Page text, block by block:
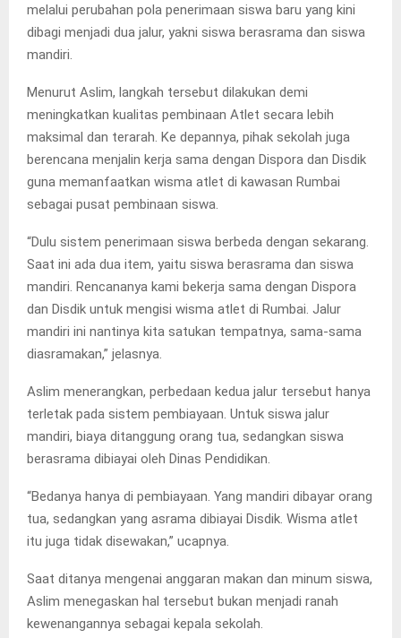
melalui perubahan pola penerimaan siswa baru yang kini
dibagi menjadi dua jalur, yakni siswa berasrama dan siswa
mandiri.
Menurut Aslim, langkah tersebut dilakukan demi
meningkatkan kualitas pembinaan Atlet secara lebih
maksimal dan terarah. Ke depannya, pihak sekolah juga
berencana menjalin kerja sama dengan Dispora dan Disdik
guna memanfaatkan wisma atlet di kawasan Rumbai
sebagai pusat pembinaan siswa.
“Dulu sistem penerimaan siswa berbeda dengan sekarang.
Saat ini ada dua item, yaitu siswa berasrama dan siswa
mandiri. Rencananya kami bekerja sama dengan Dispora
dan Disdik untuk mengisi wisma atlet di Rumbai. Jalur
mandiri ini nantinya kita satukan tempatnya, sama-sama
diasramakan,” jelasnya.
Aslim menerangkan, perbedaan kedua jalur tersebut hanya
terletak pada sistem pembiayaan. Untuk siswa jalur
mandiri, biaya ditanggung orang tua, sedangkan siswa
berasrama dibiayai oleh Dinas Pendidikan.
“Bedanya hanya di pembiayaan. Yang mandiri dibayar orang
tua, sedangkan yang asrama dibiayai Disdik. Wisma atlet
itu juga tidak disewakan,” ucapnya.
Saat ditanya mengenai anggaran makan dan minum siswa,
Aslim menegaskan hal tersebut bukan menjadi ranah
kewenangannya sebagai kepala sekolah.